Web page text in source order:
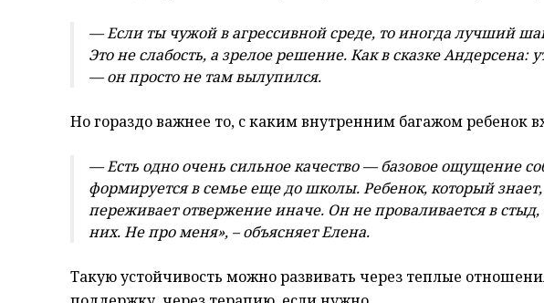
— Если ты чужой в агрессивной среде, то иногда лучший
Это не слабость, а зрелое решение. Как в сказке
— он просто не там вылупился.
Но гораздо важнее то, с каким внутренним багажом ребенок
— Есть одно очень сильное качество — базовое ощущение
формируется в семье еще до школы. Ребенок, который
переживает отвержение иначе. Он не проваливается в стыд,
них. Не про меня», – объясняет Елена.
Такую устойчивость можно развивать через теплые